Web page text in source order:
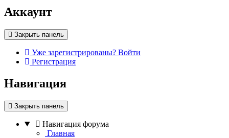
Аккаунт
Закрыть панель
Уже зарегистрированы? Войти
Регистрация
Навигация
Закрыть панель
Навигация форума
Главная